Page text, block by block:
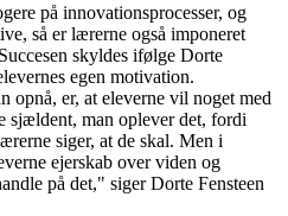
på innovationsprocesser, og
så er lærerne også imponeret
skyldes ifølge Dorte
egen motivation.
opnå, er, at eleverne vil noget med
sjældent, man oplever det, fordi
siger, at de skal. Men i
ejerskab over viden og
på det," siger Dorte Fensteen